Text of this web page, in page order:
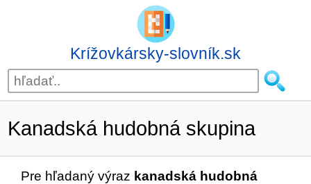
Krížovkársky-slovník.sk
Kanadská hudobná skupina
Pre hľadaný výraz kanadská hudobná